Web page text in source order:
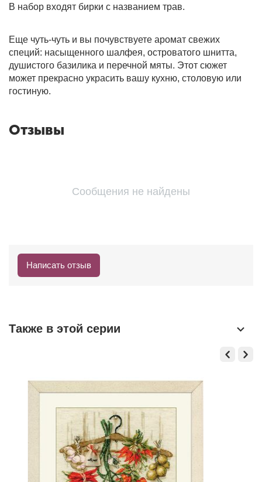
В набор входят бирки с названием трав.
Еще чуть-чуть и вы почувствуете аромат свежих
специй: насыщенного шалфея, островатого шнитта,
душистого базилика и перечной мяты. Этот сюжет
может прекрасно украсить вашу кухню, столовую или
гостиную.
Отзывы
Сообщения не найдены
Написать отзыв
Также в этой серии